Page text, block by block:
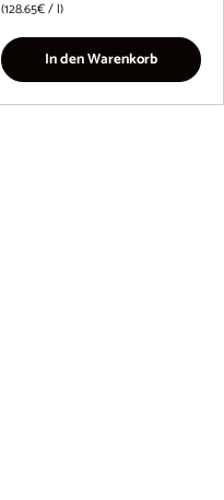
Grundpreis
128.65€/l
In den Warenkorb